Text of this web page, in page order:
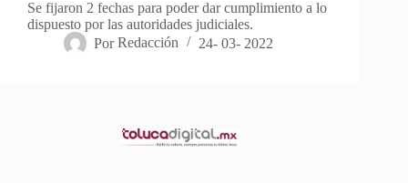
Se fijaron 2 fechas para poder dar cumplimiento a lo
dispuesto por las autoridades judiciales.
Por Redacción 24- 03- 2022